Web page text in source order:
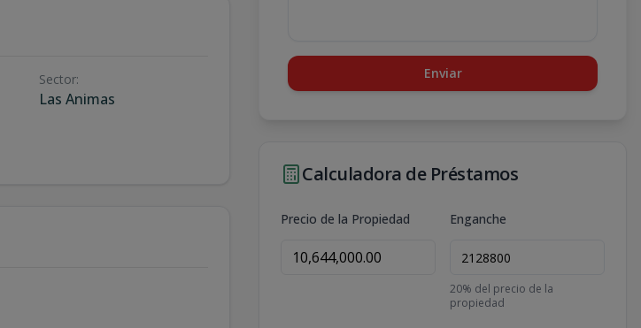
Sector:
Las Animas
Enviar
Calculadora de Préstamos
Precio de la Propiedad Enganche
20% del precio de la
propiedad